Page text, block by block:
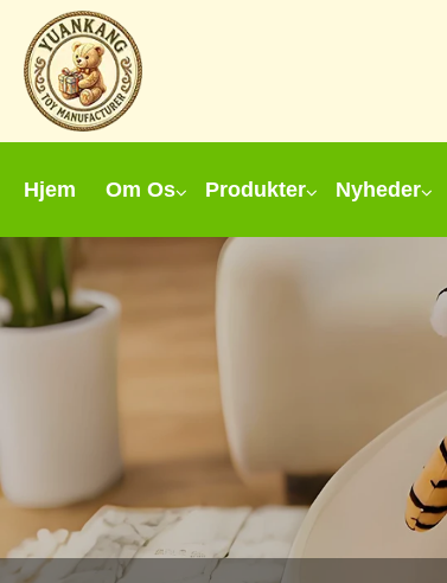
Hjem Om Os Produkter Nyheder